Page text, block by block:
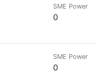
SME Power
0
SME Power
0